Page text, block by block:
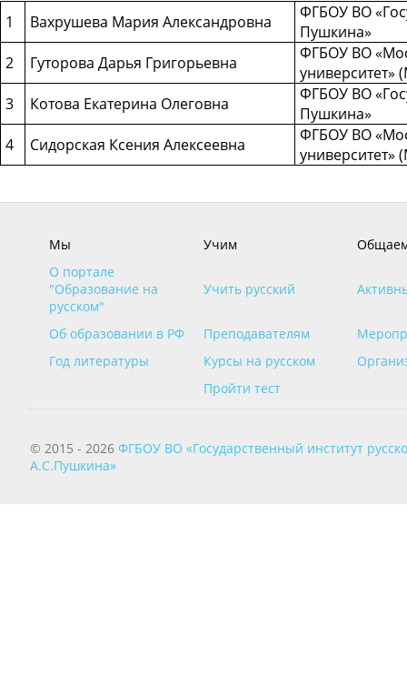
1
Вахрушева Мария Александровна
ФГБОУ ВО
Пушкина»
2
Гуторова Дарья Григорьевна
ФГБОУ ВО
университет»
3
Котова Екатерина Олеговна
ФГБОУ ВО
Пушкина»
4
Сидорская Ксения Алексеевна
ФГБОУ ВО
университет»
Мы Учим
О портале
"Образование на
русском"
Учить русский
Об образовании в РФ Преподавателям
Год литературы
Курсы на русском
Пройти тест
© 2015 - 2026 ФГБОУ ВО «Государственный институт
А.С.Пушкина»